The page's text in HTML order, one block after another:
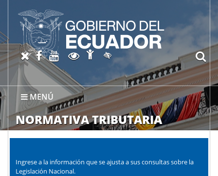
MENÚ
NORMATIVA TRIBUTARIA
X oficial del SRI
Facebook oficial SRI
Canal del SRI en YouTube
Abrir página de
Abrir página de
Activar/quitar contraste
Ingrese a la información que se ajusta a sus consultas sobre la
Legislación Nacional.